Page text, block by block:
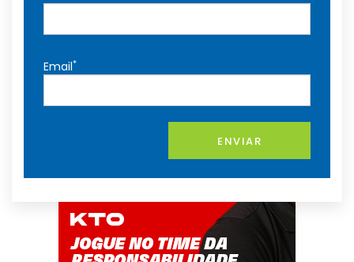
Email*
ENVIAR